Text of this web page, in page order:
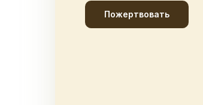
Пожертвовать